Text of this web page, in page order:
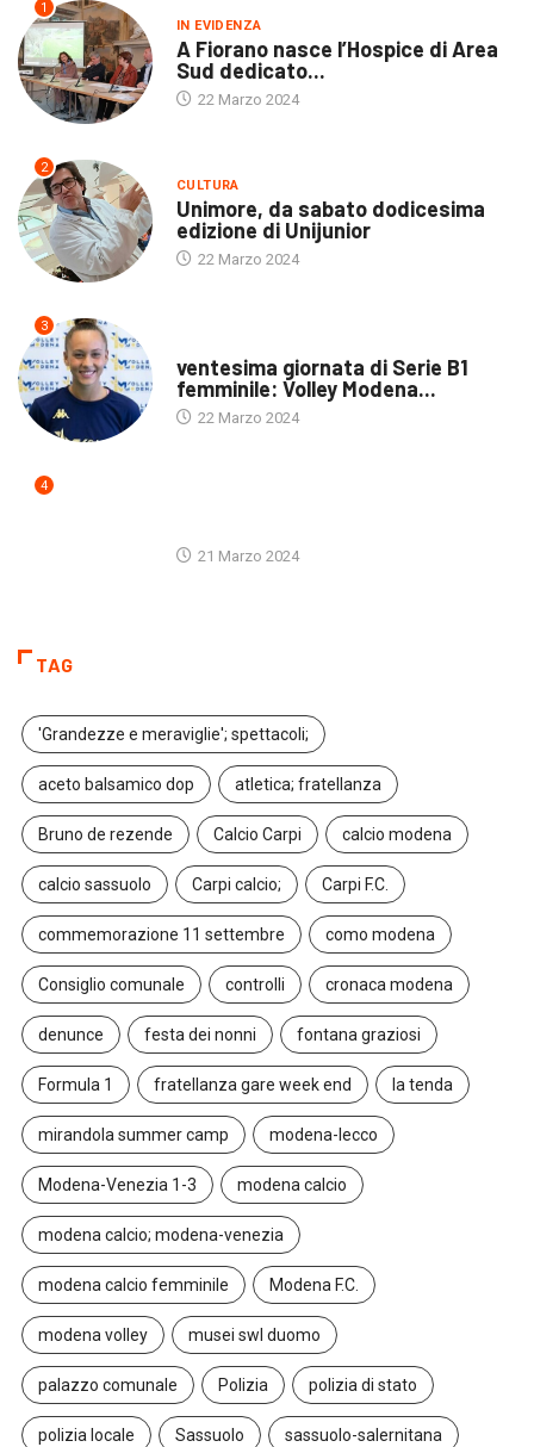
1
IN EVIDENZA
A Fiorano nasce l’Hospice di Area
Sud dedicato...
22 Marzo 2024
2
CULTURA
Unimore, da sabato dodicesima
edizione di Unijunior
22 Marzo 2024
3
ventesima giornata di Serie B1
femminile: Volley Modena...
22 Marzo 2024
4
21 Marzo 2024
TAG
'Grandezze e meraviglie'; spettacoli;
aceto balsamico dop atletica; fratellanza
Bruno de rezende Calcio Carpi calcio modena
calcio sassuolo Carpi calcio; Carpi F.C.
commemorazione 11 settembre como modena
Consiglio comunale controlli cronaca modena
denunce festa dei nonni fontana graziosi
Formula 1 fratellanza gare week end la tenda
mirandola summer camp modena-lecco
Modena-Venezia 1-3 modena calcio
modena calcio; modena-venezia
modena calcio femminile Modena F.C.
modena volley musei swl duomo
palazzo comunale Polizia polizia di stato
polizia locale Sassuolo sassuolo-salernitana